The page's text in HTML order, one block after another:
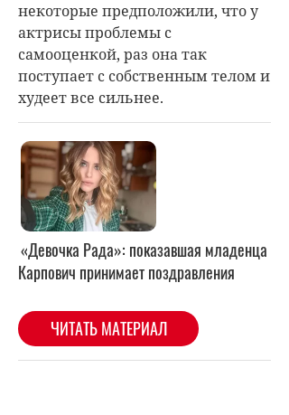
некоторые предположили, что у
актрисы проблемы с
самооценкой, раз она так
поступает с собственным телом и
худеет все сильнее.
«Девочка Рада»: показавшая младенца
Карпович принимает поздравления
ЧИТАТЬ МАТЕРИАЛ